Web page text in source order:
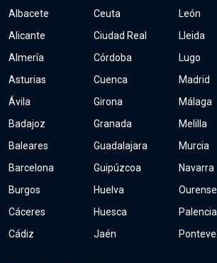
Albacete
Alicante
Almería
Asturias
Ávila
Badajoz
Baleares
Barcelona
Burgos
Cáceres
Cádiz
Ceuta
Ciudad Real
Córdoba
Cuenca
Girona
Granada
Guadalajara
Guipúzcoa
Huelva
Huesca
Jaén
León
Lleida
Lugo
Madrid
Málaga
Melilla
Murcia
Navarra
Ourense
Palencia